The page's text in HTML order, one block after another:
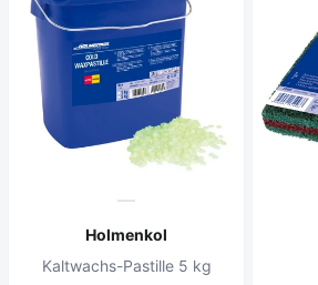
Holmenkol
Kaltwachs-Pastille 5 kg